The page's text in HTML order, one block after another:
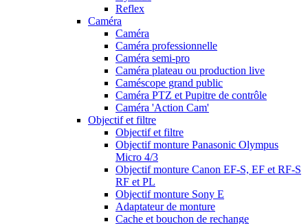
Reflex
Caméra
Caméra
Caméra professionnelle
Caméra semi-pro
Caméra plateau ou production live
Caméscope grand public
Caméra PTZ et Pupitre de contrôle
Caméra 'Action Cam'
Objectif et filtre
Objectif et filtre
Objectif monture Panasonic Olympus
Micro 4/3
Objectif monture Canon EF-S, EF et RF-S
RF et PL
Objectif monture Sony E
Adaptateur de monture
Cache et bouchon de rechange